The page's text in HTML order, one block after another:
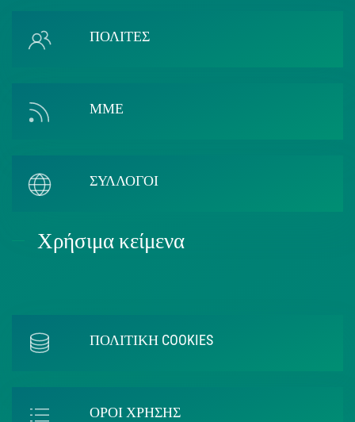
ΠΟΛΙΤΕΣ
ΜΜΕ
ΣΥΛΛΟΓΟΙ
Χρήσιμα κείμενα
ΠΟΛΙΤΙΚΗ COOKIES
ΟΡΟΙ ΧΡΗΣΗΣ